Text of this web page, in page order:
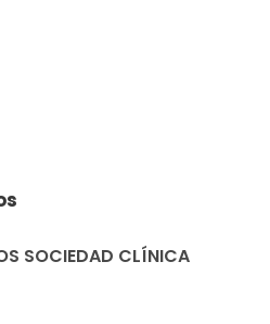
SOCIEDAD CLÍNICA